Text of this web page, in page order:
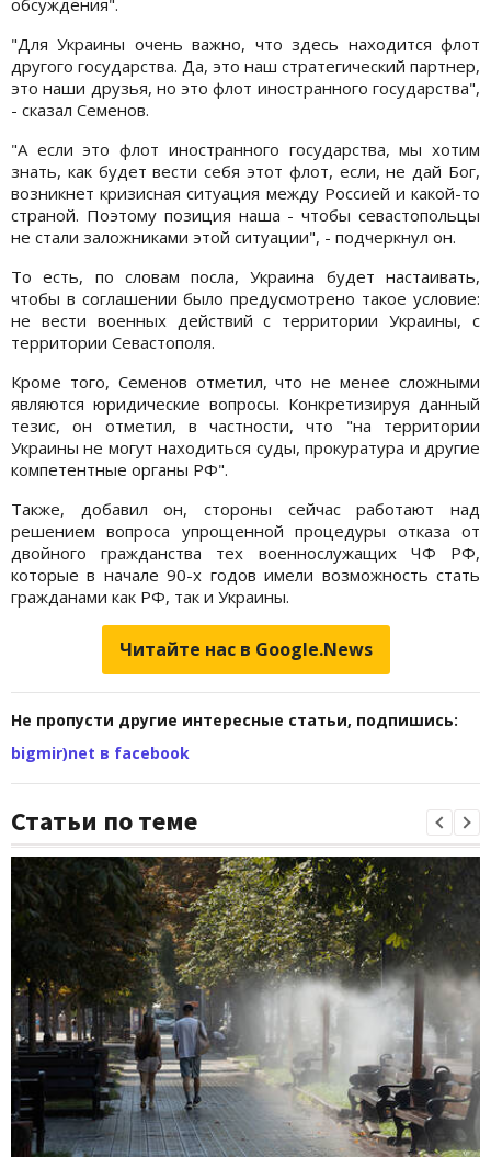
обсуждения".
"Для Украины очень важно, что здесь находится флот
другого государства. Да, это наш стратегический партнер,
это наши друзья, но это флот иностранного государства",
- сказал Семенов.
"А если это флот иностранного государства, мы хотим
знать, как будет вести себя этот флот, если, не дай Бог,
возникнет кризисная ситуация между Россией и какой-то
страной. Поэтому позиция наша - чтобы севастопольцы
не стали заложниками этой ситуации", - подчеркнул он.
То есть, по словам посла, Украина будет настаивать,
чтобы в соглашении было предусмотрено такое условие:
не вести военных действий с территории Украины, с
территории Севастополя.
Кроме того, Семенов отметил, что не менее сложными
являются юридические вопросы. Конкретизируя данный
тезис, он отметил, в частности, что "на территории
Украины не могут находиться суды, прокуратура и другие
компетентные органы РФ".
Также, добавил он, стороны сейчас работают над
решением вопроса упрощенной процедуры отказа от
двойного гражданства тех военнослужащих ЧФ РФ,
которые в начале 90-х годов имели возможность стать
гражданами как РФ, так и Украины.
Читайте нас в Google.News
Не пропусти другие интересные статьи, подпишись:
bigmir)net в facebook
Статьи по теме